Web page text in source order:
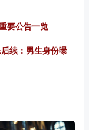
要公告一览
续：男生身份曝